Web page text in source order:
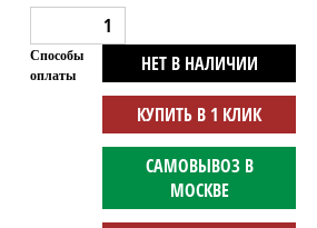
НЕТ В НАЛИЧИИ
КУПИТЬ В 1 КЛИК
САМОВЫВОЗ В
МОСКВЕ
Способы
оплаты